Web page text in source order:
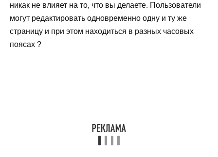
никак не влияет на то, что вы делаете. Пользователи
могут редактировать одновременно одну и ту же
страницу и при этом находиться в разных часовых
поясах ?